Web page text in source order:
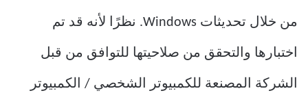
من خلال تحديثات Windows. نظرًا لأنه قد تم
اختبارها والتحقق من صلاحيتها للتوافق من قبل
الشركة المصنعة للكمبيوتر الشخصي / الكمبيوتر